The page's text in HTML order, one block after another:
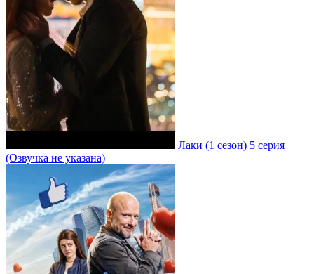
Лаки (1 сезон) 5 серия
(Озвучка не указана)